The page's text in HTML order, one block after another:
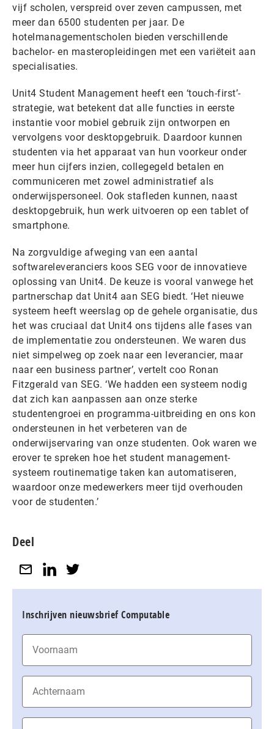
vijf scholen, verspreid over zeven campussen, met
meer dan 6500 studenten per jaar. De
hotelmanagementscholen bieden verschillende
bachelor- en masteropleidingen met een variëteit aan
specialisaties.
Unit4 Student Management heeft een ‘touch-first’-
strategie, wat betekent dat alle functies in eerste
instantie voor mobiel gebruik zijn ontworpen en
vervolgens voor desktopgebruik. Daardoor kunnen
studenten via het apparaat van hun voorkeur onder
meer hun cijfers inzien, collegegeld betalen en
communiceren met zowel administratief als
onderwijspersoneel. Ook stafleden kunnen, naast
desktopgebruik, hun werk uitvoeren op een tablet of
smartphone.
Na zorgvuldige afweging van een aantal
softwareleveranciers koos SEG voor de innovatieve
oplossing van Unit4. De keuze is vooral vanwege het
partnerschap dat Unit4 aan SEG biedt. ‘Het nieuwe
systeem heeft weerslag op de gehele organisatie, dus
het was cruciaal dat Unit4 ons tijdens alle fases van
de implementatie zou ondersteunen. We waren dus
niet simpelweg op zoek naar een leverancier, maar
naar een business partner’, vertelt coo Ronan
Fitzgerald van SEG. ‘We hadden een systeem nodig
dat zich kan aanpassen aan onze sterke
studentengroei en programma-uitbreiding en ons kon
ondersteunen in het verbeteren van de
onderwijservaring van onze studenten. Ook waren we
erover te spreken hoe het student management-
systeem routinematige taken kan automatiseren,
waardoor onze medewerkers meer tijd overhouden
voor de studenten.’
Deel
Inschrijven nieuwsbrief Computable